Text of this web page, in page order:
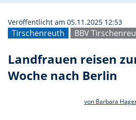
Tirschenreuth BBV
Veröffentlicht am 05.11.2025 12:53
Landfrauen reisen
Woche nach Berlin
von Barbara